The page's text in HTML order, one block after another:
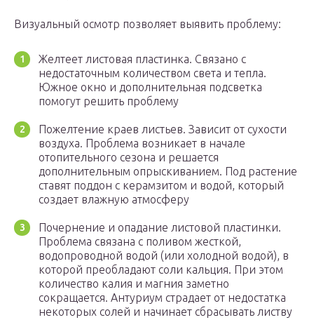
Визуальный осмотр позволяет выявить проблему:
Желтеет листовая пластинка. Связано с
недостаточным количеством света и тепла.
Южное окно и дополнительная подсветка
помогут решить проблему
Пожелтение краев листьев. Зависит от сухости
воздуха. Проблема возникает в начале
отопительного сезона и решается
дополнительным опрыскиванием. Под растение
ставят поддон с керамзитом и водой, который
создает влажную атмосферу
Почернение и опадание листовой пластинки.
Проблема связана с поливом жесткой,
водопроводной водой (или холодной водой), в
которой преобладают соли кальция. При этом
количество калия и магния заметно
сокращается. Антуриум страдает от недостатка
некоторых солей и начинает сбрасывать листву